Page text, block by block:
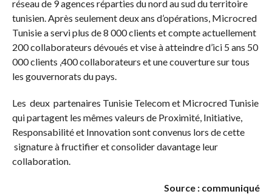
réseau de 9 agences réparties du nord au sud du territoire
tunisien. Après seulement deux ans d’opérations, Microcred
Tunisie a servi plus de 8 000 clients et compte actuellement
200 collaborateurs dévoués et vise à atteindre d’ici 5 ans 50
000 clients ,400 collaborateurs et une couverture sur tous
les gouvernorats du pays.
Les deux partenaires Tunisie Telecom et Microcred Tunisie
qui partagent les mêmes valeurs de Proximité, Initiative,
Responsabilité et Innovation sont convenus lors de cette
signature à fructifier et consolider davantage leur
collaboration.
Source : communiqué